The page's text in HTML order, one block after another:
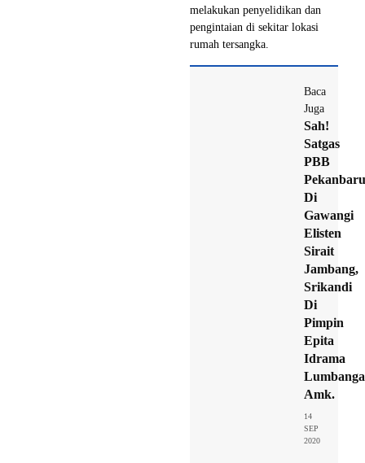
melakukan penyelidikan dan
pengintaian di sekitar lokasi
rumah tersangka.
Baca
Juga
Sah!
Satgas
PBB
Pekanbaru
Di
Gawangi
Elisten
Sirait
Jambang,
Srikandi
Di
Pimpin
Epita
Idrama
Amk.
14
SEP
2020